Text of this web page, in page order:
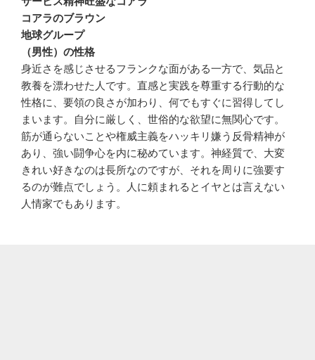
コアラのブラウン
地球グループ
（男性）の性格
身近さを感じさせるフランクな面がある一方で、気品と
教養を漂わせた人です。直感と実践を尊重する行動的な
性格に、要領の良さが加わり、何でもすぐに習得してし
まいます。自分に厳しく、世俗的な欲望に無関心です。
筋が通らないことや権威主義をハッキリ嫌う反骨精神が
あり、強い闘争心を内に秘めています。神経質で、大変
きれい好きなのは長所なのですが、それを周りに強要す
るのが難点でしょう。人に頼まれるとイヤとは言えない
人情家でもあります。